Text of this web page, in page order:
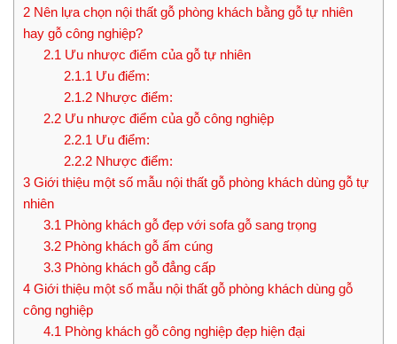
2 Nên lựa chọn nội thất gỗ phòng khách bằng gỗ tự nhiên
hay gỗ công nghiệp?
2.1 Ưu nhược điểm của gỗ tự nhiên
2.1.1 Ưu điểm:
2.1.2Nhược điểm:
2.2Ưu nhược điểm của gỗ công nghiệp
2.2.1 Ưu điểm:
2.2.2Nhược điểm:
3 Giới thiệu một số mẫu nội thất gỗ phòng khách dùng gỗ tự
nhiên
3.1 Phòng khách gỗ đẹp với sofa gỗ sang trọng
3.2Phòng khách gỗ ấm cúng
3.3Phòng khách gỗ đẳng cấp
4 Giới thiệu một số mẫu nội thất gỗ phòng khách dùng gỗ
công nghiệp
4.1 Phòng khách gỗ công nghiệp đẹp hiện đại